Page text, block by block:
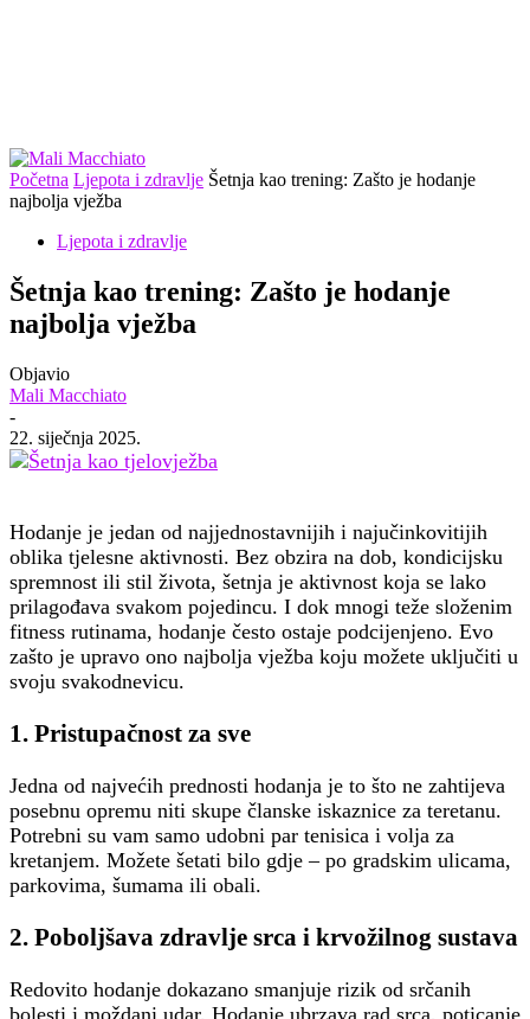
Početna Ljepota i zdravlje Šetnja kao trening: Zašto je hodanje
najbolja vježba
Ljepota i zdravlje
Šetnja kao trening: Zašto je hodanje
najbolja vježba
Objavio
Mali Macchiato
-
22. siječnja 2025.
Hodanje je jedan od najjednostavnijih i najučinkovitijih
oblika tjelesne aktivnosti. Bez obzira na dob, kondicijsku
spremnost ili stil života, šetnja je aktivnost koja se lako
prilagođava svakom pojedincu. I dok mnogi teže složenim
fitness rutinama, hodanje često ostaje podcijenjeno. Evo
zašto je upravo ono najbolja vježba koju možete uključiti u
svoju svakodnevicu.
1. Pristupačnost za sve
Jedna od najvećih prednosti hodanja je to što ne zahtijeva
posebnu opremu niti skupe članske iskaznice za teretanu.
Potrebni su vam samo udobni par tenisica i volja za
kretanjem. Možete šetati bilo gdje – po gradskim ulicama,
parkovima, šumama ili obali.
2. Poboljšava zdravlje srca i krvožilnog sustava
Redovito hodanje dokazano smanjuje rizik od srčanih
bolesti i moždani udar. Hodanje ubrzava rad srca, poticanje